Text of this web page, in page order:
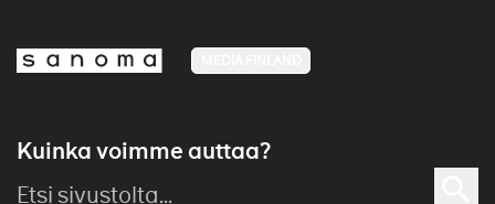
Kuinka voimme auttaa?